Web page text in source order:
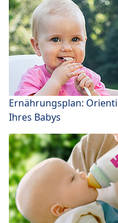
Ernährungsplan:
Ihres Babys